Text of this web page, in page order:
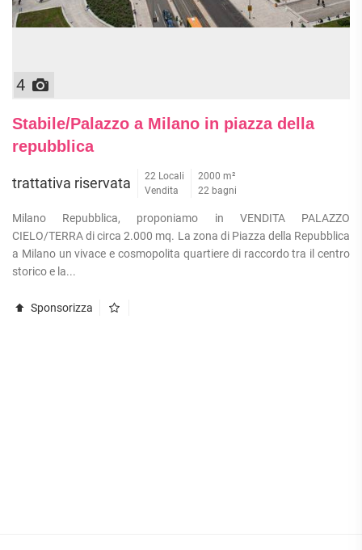
4
Stabile/Palazzo a Milano in piazza della
repubblica
trattativa riservata
22 Locali
Vendita
2000 m²
22 bagni
Milano Repubblica, proponiamo in VENDITA PALAZZO
CIELO/TERRA di circa 2.000 mq. La zona di Piazza della Repubblica
a Milano un vivace e cosmopolita quartiere di raccordo tra il centro
storico e la...
Sponsorizza